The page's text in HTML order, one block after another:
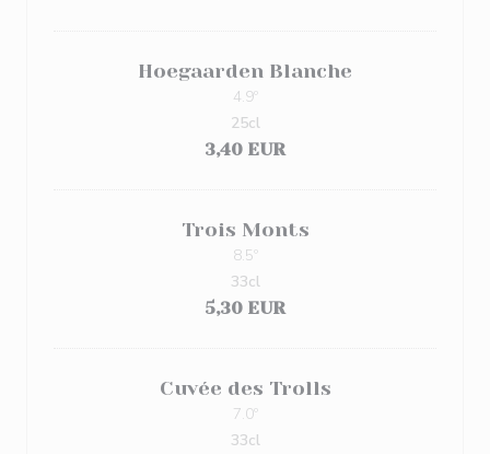
Hoegaarden Blanche
4.9º
3,40 EUR
25cl
Trois Monts
8.5º
5,30 EUR
33cl
Cuvée des Trolls
7.0º
33cl